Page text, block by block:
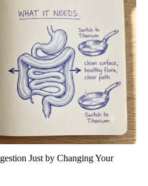
Just by Changing Your